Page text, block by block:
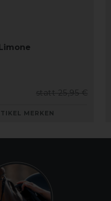
statt 25,95 €
MERKEN